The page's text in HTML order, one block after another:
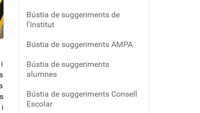
Bústia de suggeriments de
l'Institut
Bústia de suggeriments AMPA
Bústia de suggeriments
alumnes
Bústia de suggeriments Consell
Escolar